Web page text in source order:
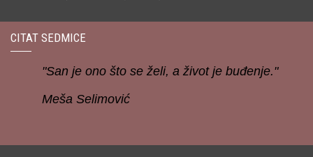
CITAT SEDMICE
"San je ono što se želi, a život je buđenje."
Meša Selimović